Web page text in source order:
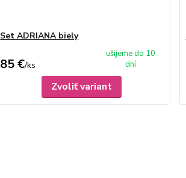
Set ADRIANA biely
85 €/ks
ušijeme do 10
dní
Zvoliť variant